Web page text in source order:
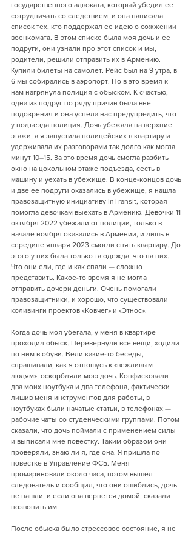
государственного адвоката, который убедил ее
сотрудничать со следствием, и она написала
список тех, кто поддержал ее идею о сожжении
военкомата. В этом списке была моя дочь и ее
подруги, они узнали про этот список и мы,
родители, решили отправить их в Армению.
Купили билеты на самолет. Рейс был на 9 утра, в
6 мы собирались в аэропорт. Но в это время к
нам нагрянула полиция с обыском. К счастью,
одна из подруг по ряду причин была вне
подозрения и она успела нас предупредить, что
у подъезда полиция. Дочь убежала на верхние
этажи, а я запустила полицейских в квартиру и
удерживала их разговорами так долго как могла,
минут 10–15. За это время дочь смогла разбить
окно на цокольном этаже подъезда, сесть в
машину и уехать в убежище. В конце-концов дочь
и две ее подруги оказались в убежище, я нашла
правозащитную инициативу InTransit, которая
помогла девочкам выехать в Армению. Девочки 11
октября 2022 убежали от полиции, только в
начале ноября оказались в Армении, и лишь в
середине января 2023 смогли снять квартиру. До
этого у них была только та одежда, что на них.
Что они ели, где и как спали — сложно
представить. Какое-то время я не могла
отправить дочери деньги. Очень помогали
правозащитники, и хорошо, что существовали
коливинги проектов «Ковчег» и «Этнос».
Когда дочь моя убегала, у меня в квартире
проходил обыск. Перевернули все вещи, ходили
по ним в обуви. Вели какие-то беседы,
спрашивали, как я отношусь к «вежливым
людям», оскорбляли мою дочь. Конфисковали
два моих ноутбука и два телефона, фактически
лишив меня инструментов для работы, в
ноутбуках были начатые статьи, в телефонах —
рабочие чаты со студенческими группами. Потом
сказали, что дочь поймали с применением силы
и выписали мне повестку. Таким образом они
проверяли, знаю ли я, где она. Я пришла по
повестке в Управление ФСБ. Меня
промариновали около часа, потом вышел
следователь и сообщил, что они ошиблись, дочь
не нашли, и если она вернется домой, сказали
позвонить им.
После обыска было стрессовое состояние, я не